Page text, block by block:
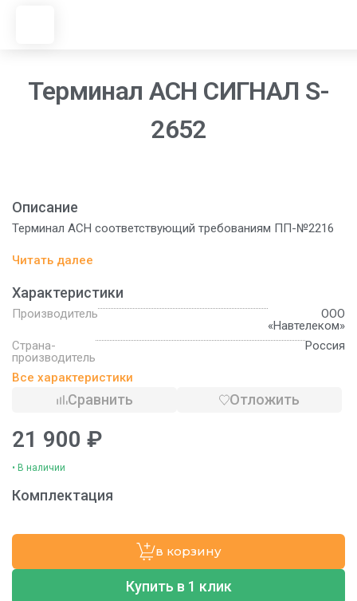
Терминал АСН СИГНАЛ S-
2652
Описание
Терминал АСН соответствующий требованиям ПП-№2216
Читать далее
Характеристики
Производитель
ООО
«Навтелеком»
Страна-
производитель
Россия
Все характеристики
Сравнить Отложить
21 900 ₽
• В наличии
Комплектация
в корзину
Купить в 1 клик